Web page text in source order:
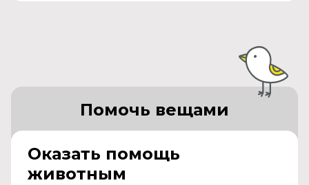
Оказать помощь
животным
Помочь вещами